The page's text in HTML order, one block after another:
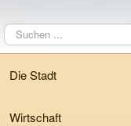
Suchen
...
Die Stadt
Wirtschaft